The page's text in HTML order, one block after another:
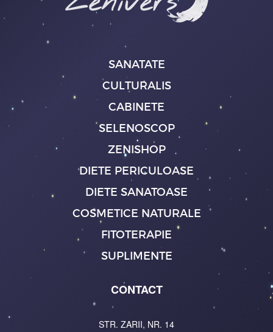
SANATATE
CULTURALIS
CABINETE
SELENOSCOP
ZENISHOP
DIETE PERICULOASE
DIETE SANATOASE
COSMETICE NATURALE
FITOTERAPIE
SUPLIMENTE
CONTACT
STR. ZARII, NR. 14